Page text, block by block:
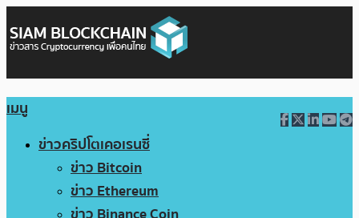
เมนู
ข่าวคริปโตเคอเรนซี่
ข่าว Bitcoin
ข่าว Ethereum